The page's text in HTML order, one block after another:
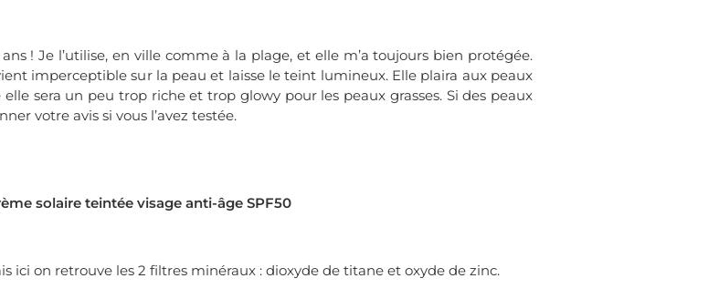
! Je l’utilise, en ville comme à la plage, et elle m’a toujours bien protégée.
imperceptible sur la peau et laisse le teint lumineux. Elle plaira aux peaux
sera un peu trop riche et trop glowy pour les peaux grasses. Si des peaux
votre avis si vous l’avez testée.
solaire teintée visage anti-âge SPF50
ici on retrouve les 2 filtres minéraux : dioxyde de titane et oxyde de zinc.